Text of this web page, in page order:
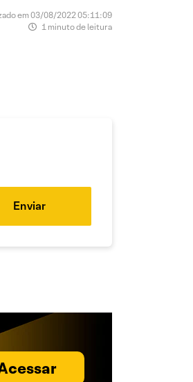
em 03/08/2022 05:11:09
1 minuto de leitura
Enviar